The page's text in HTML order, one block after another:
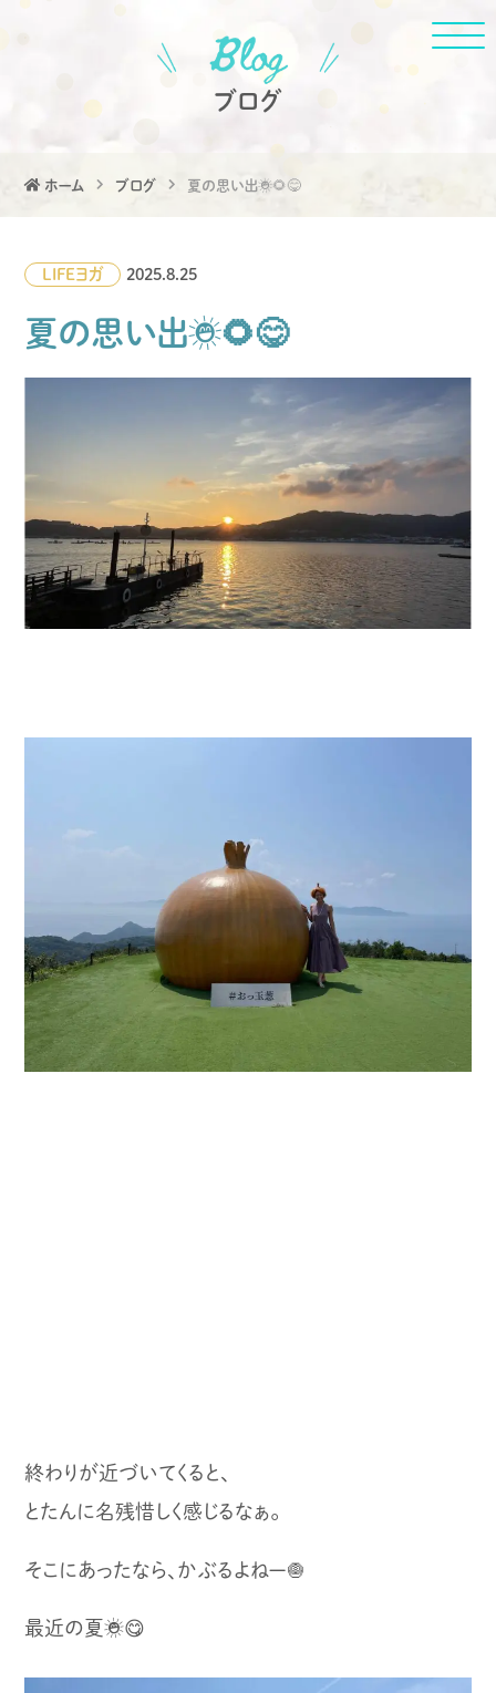
ブログ
ホーム ブログ 夏の思い出☀️🌻😋
LIFEヨガ 2025.8.25
夏の思い出☀️🌻😋
終わりが近づいてくると、
とたんに名残惜しく感じるなぁ。
そこにあったなら、かぶるよねー🧅
最近の夏☀️😋